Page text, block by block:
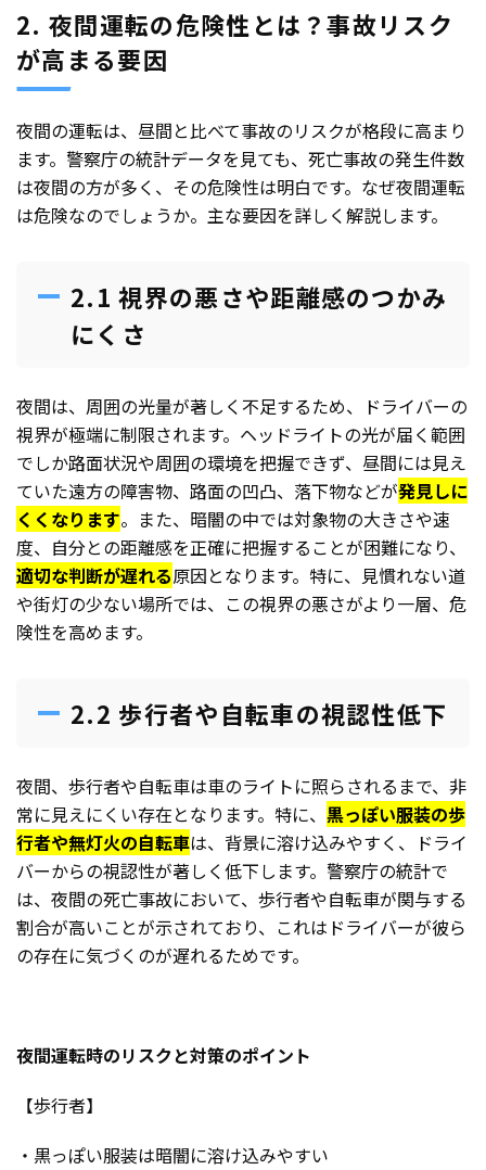
2. 夜間運転の危険性とは？事故リスク
が高まる要因
夜間の運転は、昼間と比べて事故のリスクが格段に高まり
ます。警察庁の統計データを見ても、死亡事故の発生件数
は夜間の方が多く、その危険性は明白です。なぜ夜間運転
は危険なのでしょうか。主な要因を詳しく解説します。
2.1 視界の悪さや距離感のつかみ
にくさ
夜間は、周囲の光量が著しく不足するため、ドライバーの
視界が極端に制限されます。ヘッドライトの光が届く範囲
でしか路面状況や周囲の環境を把握できず、昼間には見え
ていた遠方の障害物、路面の凹凸、落下物などが発見しに
くくなります。また、暗闇の中では対象物の大きさや速
度、自分との距離感を正確に把握することが困難になり、
適切な判断が遅れる原因となります。特に、見慣れない道
や街灯の少ない場所では、この視界の悪さがより一層、危
険性を高めます。
2.2 歩行者や自転車の視認性低下
夜間、歩行者や自転車は車のライトに照らされるまで、非
常に見えにくい存在となります。特に、 黒っぽい服装の歩
行者や無灯火の自転車は、背景に溶け込みやすく、ドライ
バーからの視認性が著しく低下します。警察庁の統計で
は、夜間の死亡事故において、歩行者や自転車が関与する
割合が高いことが示されており、これはドライバーが彼ら
の存在に気づくのが遅れるためです。
夜間運転時のリスクと対策のポイント
【歩行者】
・黒っぽい服装は暗闇に溶け込みやすい